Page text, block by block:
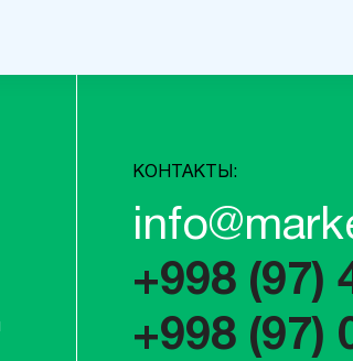
КОНТАКТЫ:
+998 (97)
+998 (97)